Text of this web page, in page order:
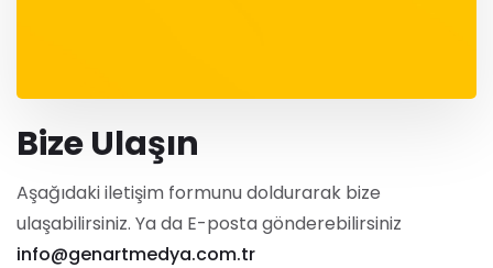
Bize Ulaşın
Aşağıdaki iletişim formunu doldurarak bize
ulaşabilirsiniz. Ya da E-posta gönderebilirsiniz
info@genartmedya.com.tr